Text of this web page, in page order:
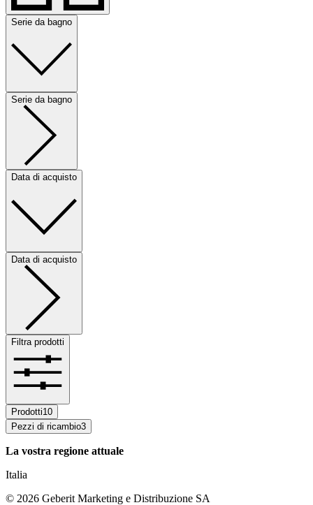
Serie da bagno
Serie da bagno
Data di acquisto
Data di acquisto
Filtra prodotti
Prodotti10
Pezzi di ricambio3
La vostra regione attuale
Italia
© 2026 Geberit Marketing e Distribuzione SA